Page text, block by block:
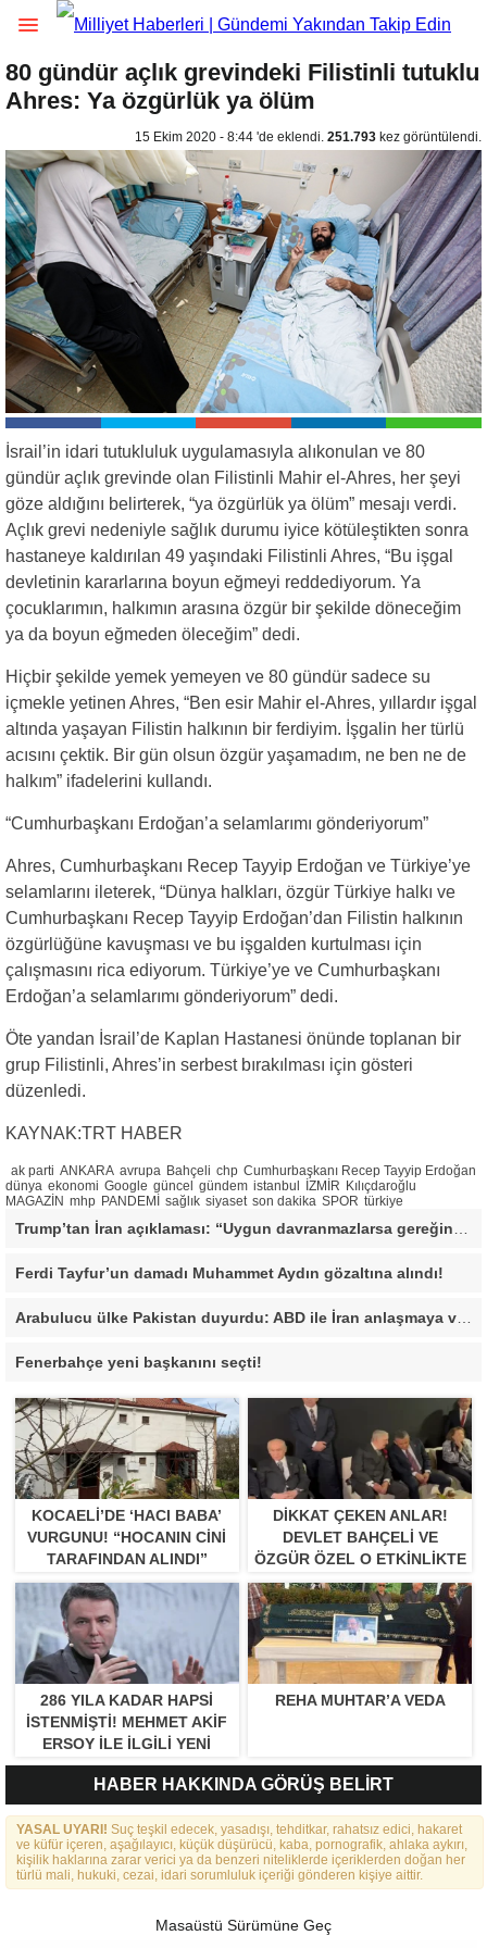
80 gündür açlık grevindeki Filistinli tutuklu
Ahres: Ya özgürlük ya ölüm
15 Ekim 2020 - 8:44 'de eklendi. 251.793 kez görüntülendi.
İsrail’in idari tutukluluk uygulamasıyla alıkonulan ve 80
gündür açlık grevinde olan Filistinli Mahir el-Ahres, her şeyi
göze aldığını belirterek, “ya özgürlük ya ölüm” mesajı verdi.
Açlık grevi nedeniyle sağlık durumu iyice kötüleştikten sonra
hastaneye kaldırılan 49 yaşındaki Filistinli Ahres, “Bu işgal
devletinin kararlarına boyun eğmeyi reddediyorum. Ya
çocuklarımın, halkımın arasına özgür bir şekilde döneceğim
ya da boyun eğmeden öleceğim” dedi.
Hiçbir şekilde yemek yemeyen ve 80 gündür sadece su
içmekle yetinen Ahres, “Ben esir Mahir el-Ahres, yıllardır işgal
altında yaşayan Filistin halkının bir ferdiyim. İşgalin her türlü
acısını çektik. Bir gün olsun özgür yaşamadım, ne ben ne de
halkım” ifadelerini kullandı.
“Cumhurbaşkanı Erdoğan’a selamlarımı gönderiyorum”
Ahres, Cumhurbaşkanı Recep Tayyip Erdoğan ve Türkiye’ye
selamlarını ileterek, “Dünya halkları, özgür Türkiye halkı ve
Cumhurbaşkanı Recep Tayyip Erdoğan’dan Filistin halkının
özgürlüğüne kavuşması ve bu işgalden kurtulması için
çalışmasını rica ediyorum. Türkiye’ye ve Cumhurbaşkanı
Erdoğan’a selamlarımı gönderiyorum” dedi.
Öte yandan İsrail’de Kaplan Hastanesi önünde toplanan bir
grup Filistinli, Ahres’in serbest bırakılması için gösteri
düzenledi.
KAYNAK:TRT HABER
ak parti ANKARA avrupa Bahçeli chp Cumhurbaşkanı Recep Tayyip Erdoğan
dünya ekonomi Google güncel gündem istanbul İZMİR Kılıçdaroğlu
MAGAZİN mhp PANDEMİ sağlık siyaset son dakika SPOR türkiye
Ferdi Tayfur’un damadı Muhammet Aydın gözaltına alındı!
Arabulucu ülke Pakistan duyurdu: ABD ile İran anlaşmaya vardı
Fenerbahçe yeni başkanını seçti!
KOCAELI’DE ‘HACI BABA’
VURGUNU! “HOCANIN CINI
TARAFINDAN ALINDI”
DIKKAT ÇEKEN ANLAR!
DEVLET BAHÇELI VE
ÖZGÜR ÖZEL O ETKINLIKTE
BIR ARAYA GELDILER
286 YILA KADAR HAPSI
ISTENMIŞTI! MEHMET AKIF
ERSOY ILE ILGILI YENI
GELIŞME
REHA MUHTAR’A VEDA
HABER HAKKINDA GÖRÜŞ BELİRT
YASAL UYARI! Suç teşkil edecek, yasadışı, tehditkar, rahatsız edici, hakaret
ve küfür içeren, aşağılayıcı, küçük düşürücü, kaba, pornografik, ahlaka aykırı,
kişilik haklarına zarar verici ya da benzeri niteliklerde içeriklerden doğan her
türlü mali, hukuki, cezai, idari sorumluluk içeriği gönderen kişiye aittir.
Masaüstü Sürümüne Geç